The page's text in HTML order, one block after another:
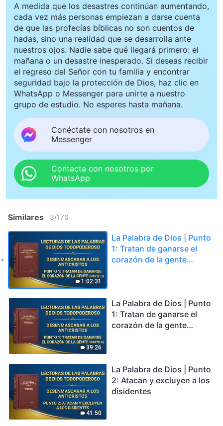
A medida que los desastres continúan aumentando,
cada vez más personas empiezan a darse cuenta
de que las profecías bíblicas no son cuentos de
hadas, sino una realidad que se desarrolla ante
nuestros ojos. Nadie sabe qué llegará primero: el
mañana o un desastre inesperado. Si deseas recibir
el regreso del Señor con tu familia y encontrar
seguridad bajo la protección de Dios, haz clic en
WhatsApp o Messenger para unirte a nuestro
grupo de estudio. No esperes hasta mañana.
Conéctate con nosotros en
Messenger
Contacta con nosotros por
WhatsApp
Similares 3/176
1:02:31
La Palabra de Dios | Punto
1: Tratan de ganarse el
corazón de la gente
39:26
La Palabra de Dios | Punto
1: Tratan de ganarse el
corazón de la gente
41:50
La Palabra de Dios | Punto
2: Atacan y excluyen a los
disidentes